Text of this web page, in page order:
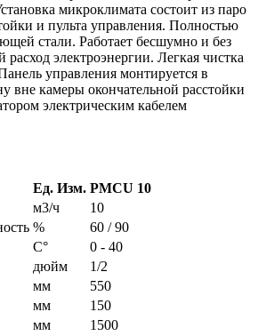
микроклимата состоит из паро
и пульта управления. Полностью
стали. Работает бесшумно и без
электроэнергии. Легкая чистка
управления монтируется в
вне камеры окончательной расстойки
электрическим кабелем
Ед. Изм. PMCU 10
м3/ч
10
%
60 / 90
C°
0 - 40
дюйм
1/2
мм
550
мм
150
мм
1500